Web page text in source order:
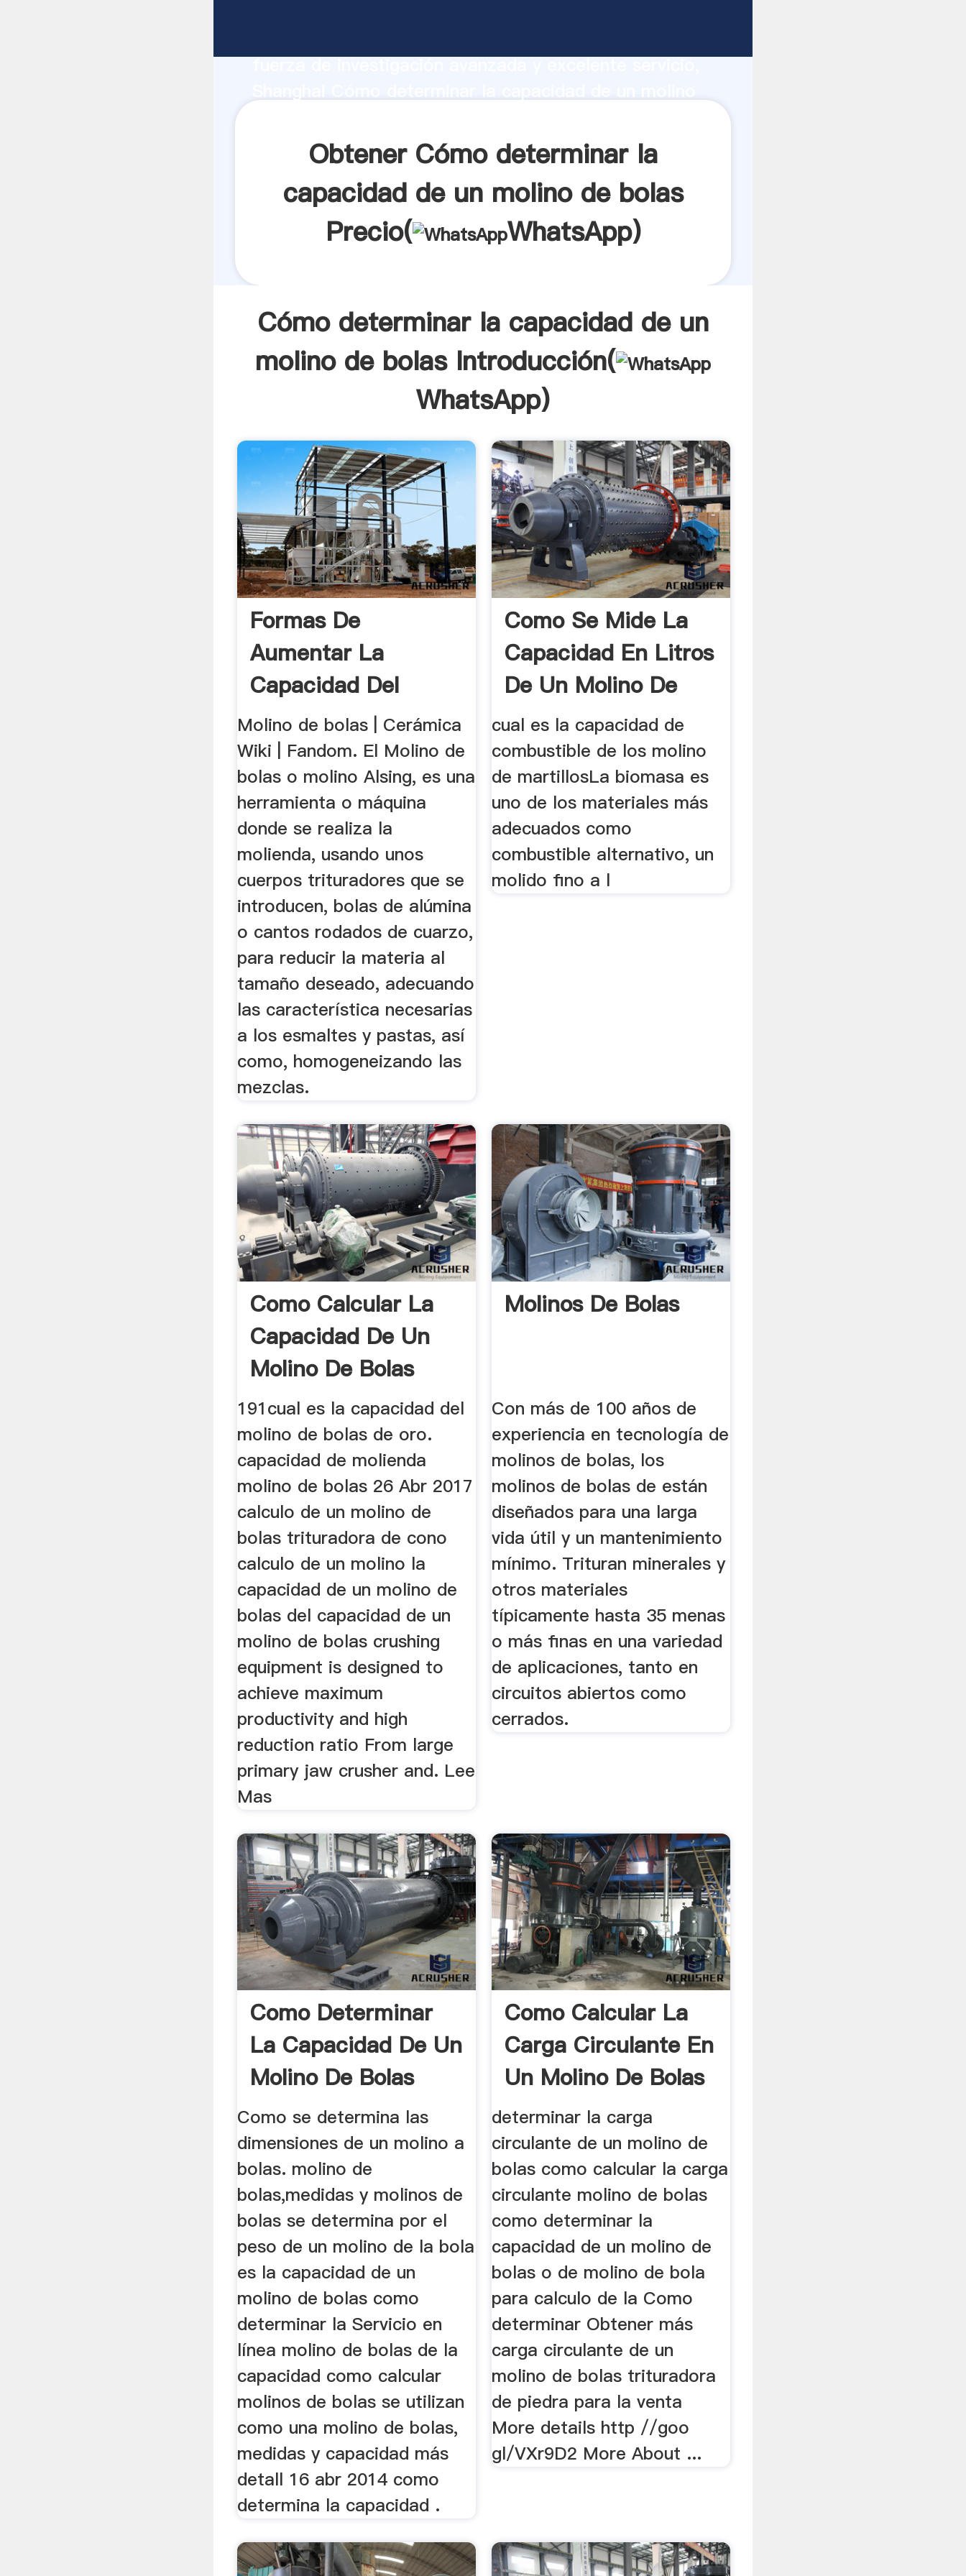
todos los clientes.
Obtener Cómo determinar la
capacidad de un molino de bolas
Precio(
WhatsApp)
Cómo determinar la capacidad de un
molino de bolas Introducción(
WhatsApp)
Formas De
Aumentar La
Capacidad Del
Molino De Bolas
Molino de bolas | Cerámica
Wiki | Fandom. El Molino de
bolas o molino Alsing, es una
herramienta o máquina
donde se realiza la
molienda, usando unos
cuerpos trituradores que se
introducen, bolas de alúmina
o cantos rodados de cuarzo,
para reducir la materia al
tamaño deseado, adecuando
las característica necesarias
a los esmaltes y pastas, así
como, homogeneizando las
mezclas.
Como Se Mide La
Capacidad En Litros
De Un Molino De
Bolas
cual es la capacidad de
combustible de los molino
de martillosLa biomasa es
uno de los materiales más
adecuados como
combustible alternativo, un
molido fino a l
Como Calcular La
Capacidad De Un
Molino De Bolas
191cual es la capacidad del
molino de bolas de oro.
capacidad de molienda
molino de bolas 26 Abr 2017
calculo de un molino de
bolas trituradora de cono
calculo de un molino la
capacidad de un molino de
bolas del capacidad de un
molino de bolas crushing
equipment is designed to
achieve maximum
productivity and high
reduction ratio From large
primary jaw crusher and. Lee
Mas
Molinos De Bolas
Con más de 100 años de
experiencia en tecnología de
molinos de bolas, los
molinos de bolas de están
diseñados para una larga
vida útil y un mantenimiento
mínimo. Trituran minerales y
otros materiales
típicamente hasta 35 menas
o más finas en una variedad
de aplicaciones, tanto en
circuitos abiertos como
cerrados.
Como Determinar
La Capacidad De Un
Molino De Bolas
Como se determina las
dimensiones de un molino a
bolas. molino de
bolas,medidas y molinos de
bolas se determina por el
peso de un molino de la bola
es la capacidad de un
molino de bolas como
determinar la Servicio en
línea molino de bolas de la
capacidad como calcular
molinos de bolas se utilizan
como una molino de bolas,
medidas y capacidad más
detall 16 abr 2014 como
determina la capacidad .
Como Calcular La
Carga Circulante En
Un Molino De Bolas
...
determinar la carga
circulante de un molino de
bolas como calcular la carga
circulante molino de bolas
como determinar la
capacidad de un molino de
bolas o de molino de bola
para calculo de la Como
determinar Obtener más
carga circulante de un
molino de bolas trituradora
de piedra para la venta
More details http //goo
gl/VXr9D2 More About ...